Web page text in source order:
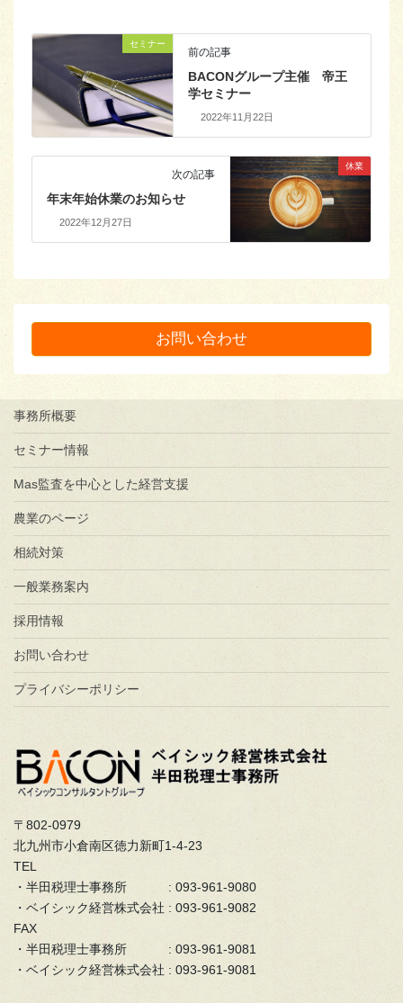
セミナー
前の記事
BACONグループ主催 帝王
学セミナー
2022年11月22日
休業
次の記事
年末年始休業のお知らせ
2022年12月27日
お問い合わせ
事務所概要
セミナー情報
Mas監査を中心とした経営支援
農業のページ
相続対策
一般業務案内
採用情報
お問い合わせ
プライバシーポリシー
〒802-0979
北九州市小倉南区徳力新町1-4-23
TEL
・半田税理士事務所 : 093-961-9080
・ベイシック経営株式会社 : 093-961-9082
FAX
・半田税理士事務所 : 093-961-9081
・ベイシック経営株式会社 : 093-961-9081